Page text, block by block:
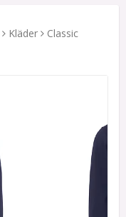
Kläder
Classic